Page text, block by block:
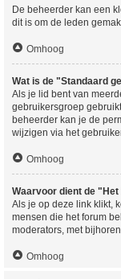
De beheerder kan een
dit is om de leden
Omhoog
Wat is de "Standaard
Als je lid bent van
gebruikersgroep
beheerder kan je de
wijzigen via het
Omhoog
Waarvoor dient de
Als je op deze link klikt,
mensen die het forum
moderators, met
Omhoog